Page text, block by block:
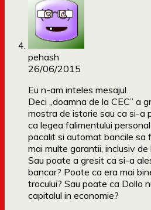
pehash
26/06/2015
Eu n-am inteles mesajul.
Deci „doamna de la CEC” a
mostra de istorie sau ca si-a
ca legea falimentului
pacalit si automat bancile sa
mai multe garantii, inclusiv
Sau poate a gresit ca si-a
bancar? Poate ca era mai
trocului? Sau poate ca Dollo
capitalul in economie?